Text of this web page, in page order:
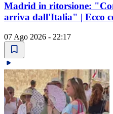
Madrid in ritorsione:
arriva dall'Italia" | Ecco
07 Ago 2026 - 22:17